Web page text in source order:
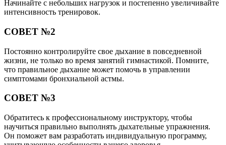
Начинайте с небольших нагрузок и постепенно увеличивайте
интенсивность тренировок.
СОВЕТ №2
Постоянно контролируйте свое дыхание в повседневной
жизни, не только во время занятий гимнастикой. Помните,
что правильное дыхание может помочь в управлении
симптомами бронхиальной астмы.
СОВЕТ №3
Обратитесь к профессиональному инструктору, чтобы
научиться правильно выполнять дыхательные упражнения.
Он поможет вам разработать индивидуальную программу,